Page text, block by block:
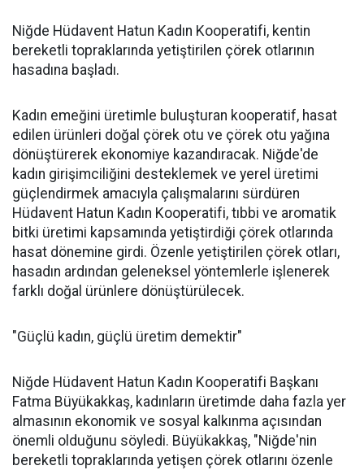
Niğde Hüdavent Hatun Kadın Kooperatifi, kentin
bereketli topraklarında yetiştirilen çörek otlarının
hasadına başladı.
Kadın emeğini üretimle buluşturan kooperatif, hasat
edilen ürünleri doğal çörek otu ve çörek otu yağına
dönüştürerek ekonomiye kazandıracak. Niğde'de
kadın girişimciliğini desteklemek ve yerel üretimi
güçlendirmek amacıyla çalışmalarını sürdüren
Hüdavent Hatun Kadın Kooperatifi, tıbbi ve aromatik
bitki üretimi kapsamında yetiştirdiği çörek otlarında
hasat dönemine girdi. Özenle yetiştirilen çörek otları,
hasadın ardından geleneksel yöntemlerle işlenerek
farklı doğal ürünlere dönüştürülecek.
"Güçlü kadın, güçlü üretim demektir"
Niğde Hüdavent Hatun Kadın Kooperatifi Başkanı
Fatma Büyükakkaş, kadınların üretimde daha fazla yer
almasının ekonomik ve sosyal kalkınma açısından
önemli olduğunu söyledi. Büyükakkaş, "Niğde'nin
bereketli topraklarında yetişen çörek otlarını özenle